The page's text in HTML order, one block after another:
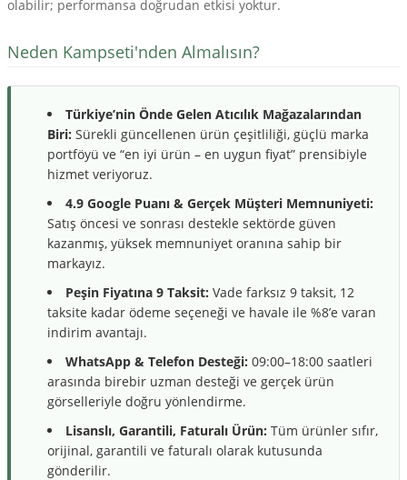
olabilir; performansa doğrudan etkisi yoktur.
Neden Kampseti'nden Almalısın?
Türkiye’nin Önde Gelen Atıcılık Mağazalarından
Biri: Sürekli güncellenen ürün çeşitliliği, güçlü marka
portföyü ve “en iyi ürün – en uygun fiyat” prensibiyle
hizmet veriyoruz.
4.9 Google Puanı & Gerçek Müşteri Memnuniyeti:
Satış öncesi ve sonrası destekle sektörde güven
kazanmış, yüksek memnuniyet oranına sahip bir
markayız.
Peşin Fiyatına 9 Taksit: Vade farksız 9 taksit, 12
taksite kadar ödeme seçeneği ve havale ile %8’e varan
indirim avantajı.
WhatsApp & Telefon Desteği: 09:00–18:00 saatleri
arasında birebir uzman desteği ve gerçek ürün
görselleriyle doğru yönlendirme.
Lisanslı, Garantili, Faturalı Ürün: Tüm ürünler sıfır,
orijinal, garantili ve faturalı olarak kutusunda
gönderilir.